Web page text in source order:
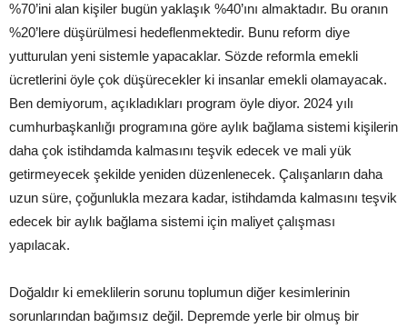
%70’ini alan kişiler bugün yaklaşık %40’ını almaktadır. Bu oranın
%20’lere düşürülmesi hedeflenmektedir. Bunu reform diye
yutturulan yeni sistemle yapacaklar. Sözde reformla emekli
ücretlerini öyle çok düşürecekler ki insanlar emekli olamayacak.
Ben demiyorum, açıkladıkları program öyle diyor. 2024 yılı
cumhurbaşkanlığı programına göre aylık bağlama sistemi kişilerin
daha çok istihdamda kalmasını teşvik edecek ve mali yük
getirmeyecek şekilde yeniden düzenlenecek. Çalışanların daha
uzun süre, çoğunlukla mezara kadar, istihdamda kalmasını teşvik
edecek bir aylık bağlama sistemi için maliyet çalışması
yapılacak.
Doğaldır ki emeklilerin sorunu toplumun diğer kesimlerinin
sorunlarından bağımsız değil. Depremde yerle bir olmuş bir